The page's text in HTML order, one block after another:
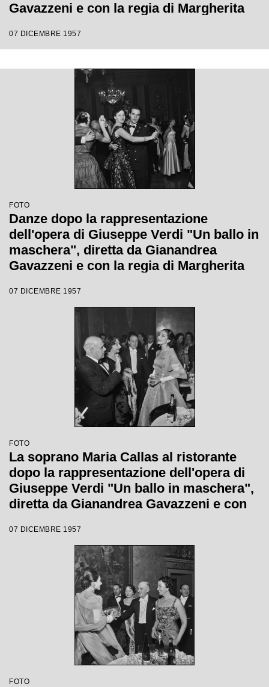
Gavazzeni e con la regia di Margherita
inaugurata la stagione lirica 1957-1958
07 DICEMBRE 1957
FOTO
Danze dopo la rappresentazione
dell'opera di Giuseppe Verdi "Un ballo in
maschera", diretta da Gianandrea
Gavazzeni e con la regia di Margherita
inaugurata la stagione lirica 1957-1958
del Teatro alla Scala
07 DICEMBRE 1957
FOTO
La soprano Maria Callas al ristorante
dopo la rappresentazione dell'opera di
Giuseppe Verdi "Un ballo in maschera",
diretta da Gianandrea Gavazzeni e con
quale è stata inaugurata la stagione
lirica 1957-1958 del Teatro alla Scala
07 DICEMBRE 1957
FOTO